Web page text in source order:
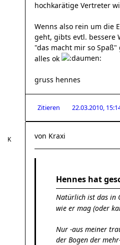
hochkarätige Vertreter
Wenns also rein um die
geht, gibts evtl. bessere
"das macht mir so
alles ok
gruss hennes
Zitieren 22.03.2010,
von Kraxi
Hennes hat
Natürlich ist das in
wie er mag (oder
Nur -aus meiner
der Bogen der